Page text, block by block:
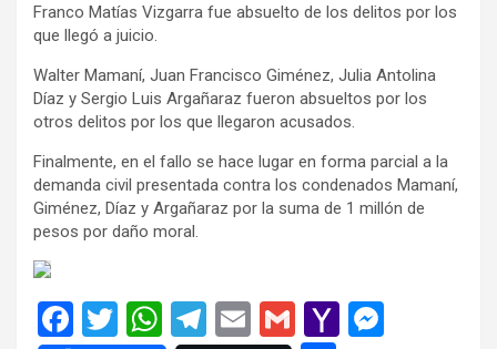
Franco Matías Vizgarra fue absuelto de los delitos por los
que llegó a juicio.
Walter Mamaní, Juan Francisco Giménez, Julia Antolina
Díaz y Sergio Luis Argañaraz fueron absueltos por los
otros delitos por los que llegaron acusados.
Finalmente, en el fallo se hace lugar en forma parcial a la
demanda civil presentada contra los condenados Mamaní,
Giménez, Díaz y Argañaraz por la suma de 1 millón de
pesos por daño moral.
F
T
W T
E
G
Y